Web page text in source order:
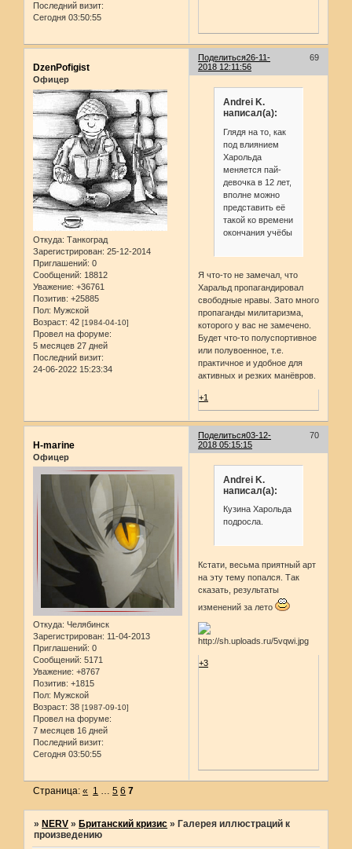
Последний визит:
Сегодня 03:50:55
Поделиться 69
26-11-
2018 12:11:56
DzenPofigist
Офицер
Откуда: Танкоград
Зарегистрирован: 25-12-2014
Приглашений: 0
Сообщений: 18812
Уважение: +36761
Позитив: +25885
Пол: Мужской
Возраст: 42 [1984-04-10]
Провел на форуме:
5 месяцев 27 дней
Последний визит:
24-06-2022 15:23:34
Andrei K.
написал(а):
Глядя на то, как
под влиянием
Харольда
меняется пай-
девочка в 12 лет,
вполне можно
представить её
такой ко времени
окончания учёбы
Я что-то не замечал, что
Харальд пропагандировал
свободные нравы. Зато много
пропаганды милитаризма,
которого у вас не замечено.
Будет что-то полуспортивное
или полувоенное, т.е.
практичное и удобное для
активных и резких манёвров.
+1
Поделиться 70
03-12-
2018 05:15:15
H-marine
Офицер
Откуда: Челябинск
Зарегистрирован: 11-04-2013
Приглашений: 0
Сообщений: 5171
Уважение: +8767
Позитив: +1815
Пол: Мужской
Возраст: 38 [1987-09-10]
Провел на форуме:
7 месяцев 16 дней
Последний визит:
Сегодня 03:50:55
Andrei K.
написал(а):
Кузина Харольда
подросла.
Кстати, весьма приятный арт
на эту тему попался. Так
сказать, результаты
изменений за лето
+3
Страница:« 1 … 5 6 7
» NERV » Британский кризис » Галерея иллюстраций к
произведению